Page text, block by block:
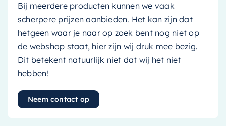
Bij meerdere producten kunnen we vaak
scherpere prijzen aanbieden. Het kan zijn dat
hetgeen waar je naar op zoek bent nog niet op
de webshop staat, hier zijn wij druk mee bezig.
Dit betekent natuurlijk niet dat wij het niet
hebben!
Neem contact op